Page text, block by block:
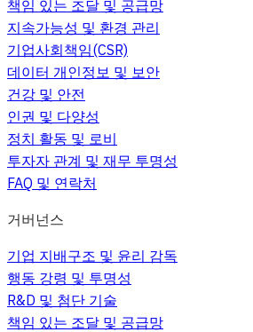
책임 있는 조달 및 공급망
지속가능성 및 환경 관리
기업사회책임(CSR)
데이터 개인정보 및 보안
건강 및 안전
인권 및 다양성
정치 활동 및 로비
투자자 관계 및 재무 투명성
FAQ 및 연락처
거버넌스
기업 지배구조 및 윤리 감독
행동 강령 및 투명성
R&D 및 첨단 기술
책임 있는 조달 및 공급망